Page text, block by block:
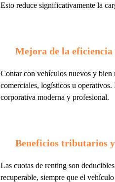
Esto reduce significativamente la
Mejora de la
Contar con vehículos nuevos y bien
comerciales, logísticos u
corporativa moderna y profesional.
Beneficios tributarios
Las cuotas de renting son
recuperable, siempre que el